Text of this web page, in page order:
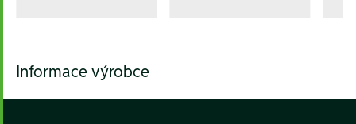
Informace výrobce
Footer